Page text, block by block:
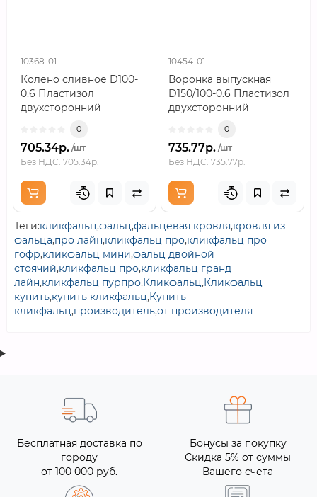
10368-01
Колено сливное D100-
0.6 Пластизол
двухсторонний
0
705.34р. /шт
Без НДС: 705.34р.
10454-01
Воронка выпускная
D150/100-0.6 Пластизол
двухсторонний
0
735.77р. /шт
Без НДС: 735.77р.
Теги:кликфальц,фальц,фальцевая кровля,кровля из
фальца,про лайн,кликфальц про,кликфальц про
гофр,кликфальц мини,фальц двойной
стоячий,кликфальц про,кликфальц гранд
лайн,кликфальц пурпро,Кликфальц,Кликфальц
купить,купить кликфальц,Купить
кликфальц,производитель,от производителя
Бесплатная доставка по
городу
от 100 000 руб.
Бонусы за покупку
Скидка 5% от суммы
Вашего счета